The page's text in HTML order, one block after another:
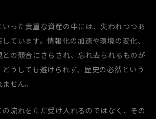
った貴重な資産の中には、失われつつあ
ています。情報化の加速や環境の変化、
の競合にさらされ、忘れ去られるものが
うしても避けられず、歴史の必然という
せん。
の流れをただ受け入れるのではなく、その